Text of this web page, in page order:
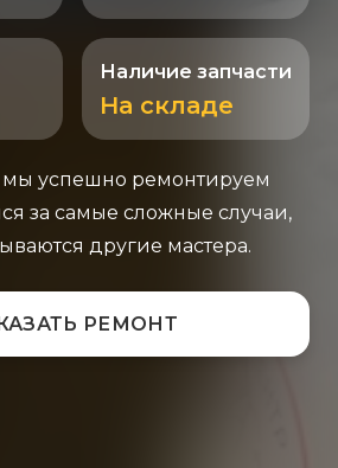
Наличие запчасти
На складе
мы успешно ремонтируем
за самые сложные случаи,
другие мастера.
РЕМОНТ